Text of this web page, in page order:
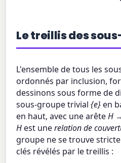
Le treillis des
L'ensemble de tous les
ordonnés par inclusion,
dessinons sous forme de
sous-groupe trivial{e}en
en haut, avec une arêteH
Hest unerelation de
groupe ne se trouve
clés révélés par le treillis :